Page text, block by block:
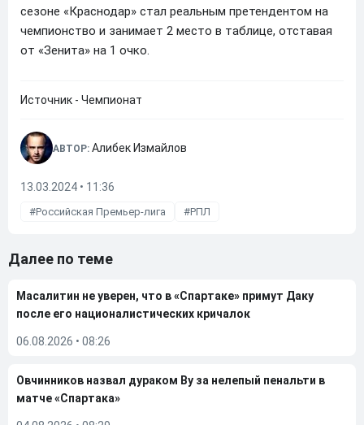
сезоне «Краснодар» стал реальным претендентом на
чемпионство и занимает 2 место в таблице, отставая
от «Зенита» на 1 очко.
Источник - Чемпионат
АВТОР: Алибек Измайлов
13.03.2024 • 11:36
Российская Премьер-лига РПЛ
Далее по теме
Масалитин не уверен, что в «Спартаке» примут Даку
после его националистических кричалок
06.08.2026 • 08:26
Овчинников назвал дураком Ву за нелепый пенальти в
матче «Спартака»